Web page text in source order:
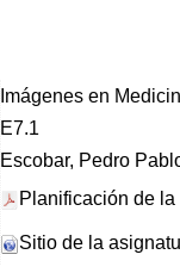
Imágenes en
E7.1
Escobar, Pedro
Planificación de
Sitio de la